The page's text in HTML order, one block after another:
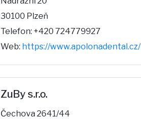
30100 Plzeň
Telefon: +420 724779927
Web: https://www.apolonadental.cz/
ZuBy s.r.o.
Čechova 2641/44